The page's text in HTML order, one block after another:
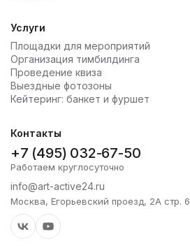
Услуги
Площадки для мероприятий
Организация тимбилдинга
Проведение квиза
Выездные фотозоны
Кейтеринг: банкет и фуршет
Контакты
+7 (495) 032-67-50
Работаем круглосуточно
info@art-active24.ru
Москва, Егорьевский проезд, 2А стр. 6